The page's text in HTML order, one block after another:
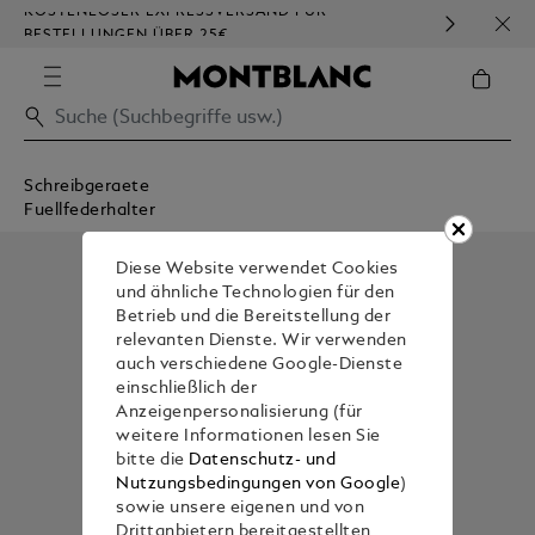
KOSTENLOSER EXPRESSVERSAND FÜR
BESTELLUNGEN ÜBER 25€
Schreibgeraete
Fuellfederhalter
Diese Website verwendet Cookies
und ähnliche Technologien für den
Betrieb und die Bereitstellung der
relevanten Dienste. Wir verwenden
auch verschiedene Google-Dienste
einschließlich der
Anzeigenpersonalisierung (für
weitere Informationen lesen Sie
bitte die
Datenschutz- und
Nutzungsbedingungen von Google)
sowie unsere eigenen und von
Drittanbietern bereitgestellten